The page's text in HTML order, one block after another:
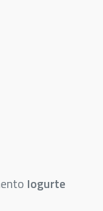
Iogurte